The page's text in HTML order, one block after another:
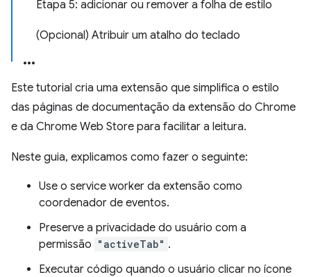
Etapa 5: adicionar ou remover a folha de estilo
(Opcional) Atribuir um atalho do teclado
Este tutorial cria uma extensão que simplifica o estilo
das páginas de documentação da extensão do Chrome
e da Chrome Web Store para facilitar a leitura.
Neste guia, explicamos como fazer o seguinte:
Use o service worker da extensão como
coordenador de eventos.
Preserve a privacidade do usuário com a
permissão "activeTab" .
Executar código quando o usuário clicar no ícone